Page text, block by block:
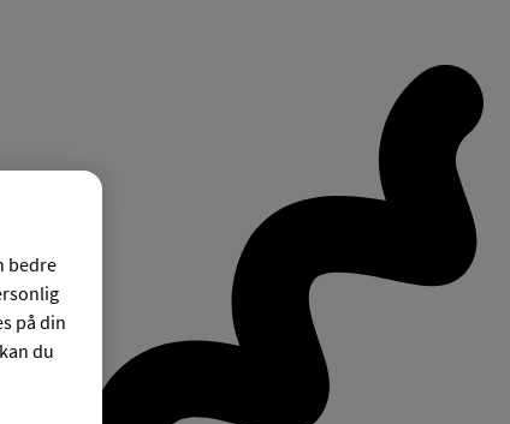
bedre
på din
du